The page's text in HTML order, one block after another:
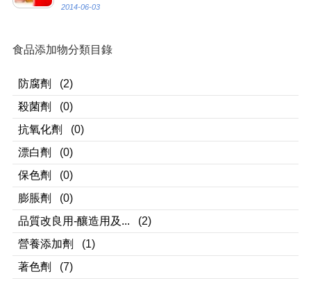
2014-06-03
食品添加物分類目錄
防腐劑
(2)
殺菌劑
(0)
抗氧化劑
(0)
漂白劑
(0)
保色劑
(0)
膨脹劑
(0)
品質改良用-釀造用及...
(2)
營養添加劑
(1)
著色劑
(7)